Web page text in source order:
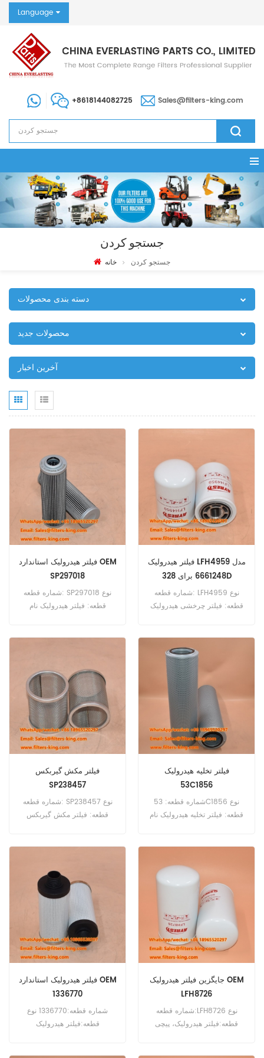
Language
+8618144082725 Sales@filters-king.com
جستجو کردن
خانه جستجو کردن
دسته بندی محصولات
محصولات جدید
آخرین اخبار
فیلتر هیدرولیک استاندارد OEM
SP297018
شماره قطعه: SP297018 نوع
قطعه: فیلتر هیدرولیک نام
فیلتر هیدرولیک LFH4959 مدل
6661248 برای 328D
شماره قطعه: LFH4959 نوع
قطعه: فیلتر چرخشی هیدرولیک
۳۳۱D ۳۳۱E ۷۶۳H ۷۷۳G ۸۷۳G
A220 A300 E17 S100 S130
S160 S205 T190 T200 T2250
T320 V417.
فیلتر مکش گیربکس
SP238457
شماره قطعه: SP238457 نوع
قطعه: فیلتر مکش گیربکس
فیلتر تخلیه هیدرولیک
53C1856
شماره قطعه: 53C1856 نوع
قطعه: فیلتر تخلیه هیدرولیک نام
فیلتر هیدرولیک استاندارد OEM
1336770
شماره قطعه:1336770 نوع
قطعه:فیلتر هیدرولیک
جایگزین فیلتر هیدرولیک OEM
LFH8726
شماره قطعه:LFH8726 نوع
قطعه:فیلتر هیدرولیک، پیچی